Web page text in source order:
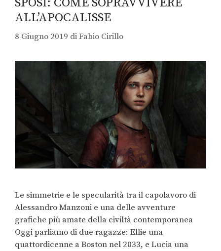
ALL’APOCALISSE
8 Giugno 2019 diFabio Cirillo
Le simmetrie e le specularità tra il capolavoro di
Alessandro Manzoni e una delle avventure
grafiche più amate della civiltà contemporanea
Oggi parliamo di due ragazze: Ellie una
quattordicenne a Boston nel 2033, e Lucia una